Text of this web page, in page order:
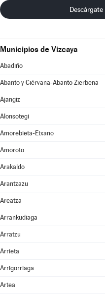
Descárgate
Municipios de Vizcaya
Abadiño
Abanto y Ciérvana-Abanto Zierbena
Ajangiz
Alonsotegi
Amorebieta-Etxano
Amoroto
Arakaldo
Arantzazu
Areatza
Arrankudiaga
Arratzu
Arrieta
Arrigorriaga
Artea